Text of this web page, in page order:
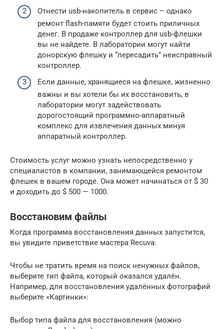
Отнести usb-накопитель в сервис – однако
ремонт flash-памяти будет стоить приличных
денег. В продаже контроллер для usb-флешки
вы не найдете. В лаборатории могут найти
донорскую флешку и “пересадить” неисправный
контроллер.
Если данные, хранящиеся на флешке, жизненно
важны и вы хотели бы их восстановить, в
лаборатории могут задействовать
дорогостоящий программно-аппаратный
комплекс для извлечения данных минуя
аппаратный контроллер.
Стоимость услуг можно узнать непосредственно у
специалистов в компании, занимающейся ремонтом
флешек в вашем городе. Она может начинаться от $ 30
и доходить до $ 500 — 1000.
Восстановим файлы
Когда программа восстановления данных запустится,
вы увидите приветствие мастера Recuva:
Чтобы не тратить время на поиск ненужных файлов,
выберите тип файла, который оказался удалён.
Например, для восстановления удалённых фотографий
выберите «Картинки»:
Выбор типа файла для восстановления (можно